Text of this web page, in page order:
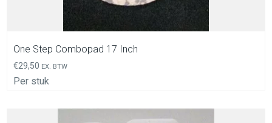
One Step Combopad 17 Inch
€29,50 EX. BTW
Per stuk